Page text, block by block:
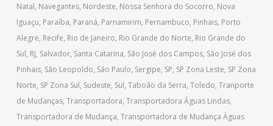
Natal, Navegantes, Nordeste, Nossa Senhora do Socorro, Nova
Iguaçu, Paraíba, Paraná, Parnamirim, Pernambuco, Pinhais, Porto
Alegre, Recife, Rio de Janeiro, Rio Grande do Norte, Rio Grande do
Sul, RJ, Salvador, Santa Catarina, São José dos Campos, São José dos
Pinhais, São Leopoldo, São Paulo, Sergipe, SP, SP Zona Leste, SP Zona
Norte, SP Zona Sul, Sudeste, Sul, Taboão da Serra, Toledo, Tranporte
de Mudanças, Transportadora, Transportadora Águas Lindas,
Transportadora de Mudança, Transportadora de Mudança Águas